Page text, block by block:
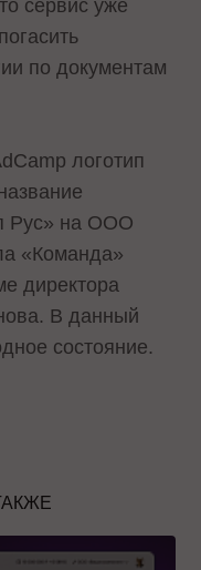
сервис уже
по документам
логотип
Рус» на ООО
«Команда»
директора
В данный
состояние.